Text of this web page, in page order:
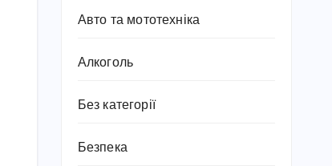
Авто та мототехніка
Алкоголь
Без категорії
Безпека